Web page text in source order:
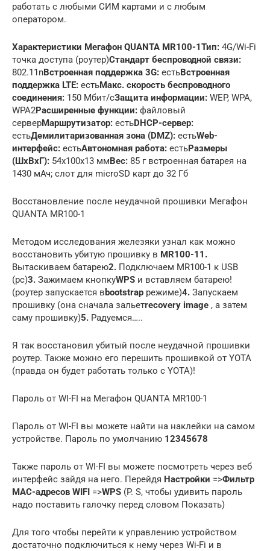
работать с любыми СИМ картами и с любым
оператором.
Характеристики Мегафон QUANTA MR100-1Тип: 4G/Wi-Fi
точка доступа (роутер)Стандарт беспроводной связи:
802.11nВстроенная поддержка 3G: естьВстроенная
поддержка LTE: естьМакс. скорость беспроводного
соединения: 150 Мбит/сЗащита информации: WEP, WPA,
WPA2Расширенные функции: файловый
серверМаршрутизатор: естьDHCP-сервер:
естьДемилитаризованная зона (DMZ): естьWeb-
интерфейс: естьАвтономная работа: естьРазмеры
(ШxВxГ): 54x100x13 ммВес: 85 г встроенная батарея на
1430 мАч; слот для microSD карт до 32 Гб
Восстановление после неудачной прошивки Мегафон
QUANTA MR100-1
Методом исследования железяки узнал как можно
восстановить убитую прошивку в MR100-1 1.
Вытаскиваем батарею2. Подключаем MR100-1 к USB
(pc)3. Зажимаем кнопкуWPS и вставляем батарею!
(роутер запускается вbootstrap режиме)4. Запускаем
прошивку (она сначала зальетrecovery image , а затем
саму прошивку)5. Радуемся…..
Я так восстановил убитый после неудачной прошивки
роутер. Также можно его перешить прошивкой от YOTA
(правда он будет работать только с YOTA)!
Пароль от WI-FI на Мегафон QUANTA MR100-1
Пароль от WI-FI вы можете найти на наклейки на самом
устройстве. Пароль по умолчанию 12345678
Также пароль от WI-FI вы можете посмотреть через веб
интерфейс зайдя на него. Перейдя Настройки =>Фильтр
MAC-адресов WIFI =>WPS (P. S, чтобы удивить пароль
надо поставить галочку перед словом Показать)
Для того чтобы перейти к управлению устройством
достаточно подключиться к нему через Wi-Fi и в